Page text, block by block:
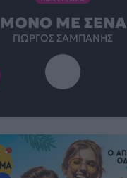
ΜΌΝΟ ΜΕ ΣΈΝΑ
ΓΙΏΡΓΟΣ ΣΑΜΠΆΝΗΣ